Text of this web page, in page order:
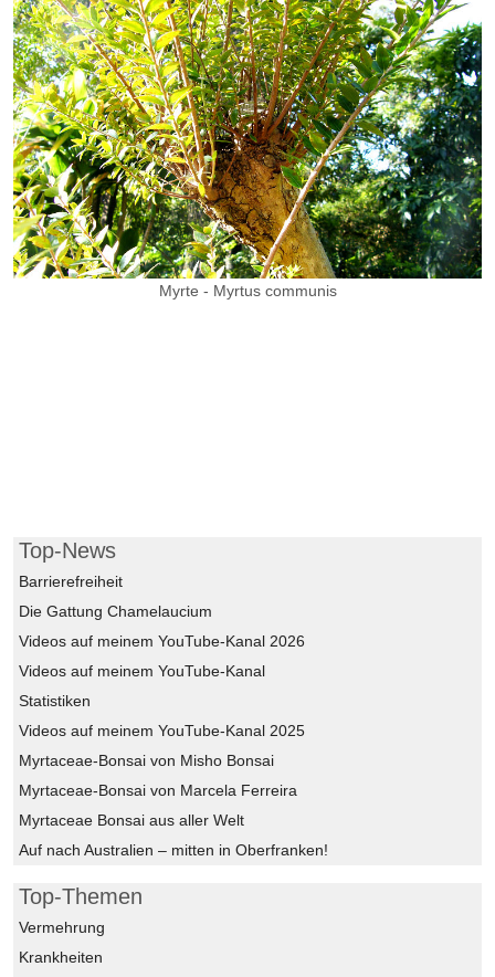
Myrte - Myrtus communis
Top-News
Barrierefreiheit
Die Gattung Chamelaucium
Videos auf meinem YouTube-Kanal 2026
Videos auf meinem YouTube-Kanal
Statistiken
Videos auf meinem YouTube-Kanal 2025
Myrtaceae-Bonsai von Misho Bonsai
Myrtaceae-Bonsai von Marcela Ferreira
Myrtaceae Bonsai aus aller Welt
Auf nach Australien – mitten in Oberfranken!
Top-Themen
Vermehrung
Krankheiten